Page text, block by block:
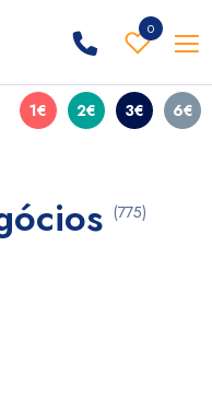
0
1€ 2€ 3€ 6€
(775)